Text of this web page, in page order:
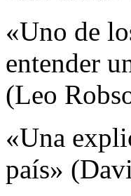
«Uno de
entender
(Leo
«Una
país»